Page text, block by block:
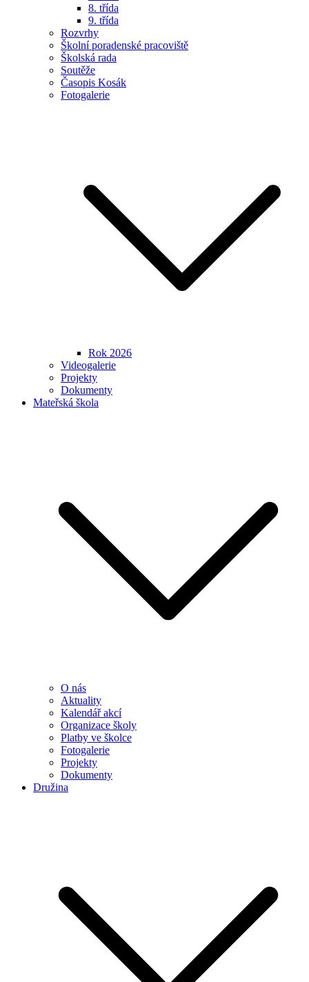
8. třída
9. třída
Rozvrhy
Školní poradenské pracoviště
Školská rada
Soutěže
Časopis Kosák
Fotogalerie
Rok 2026
Videogalerie
Projekty
Dokumenty
Mateřská škola
O nás
Aktuality
Kalendář akcí
Organizace školy
Platby ve školce
Fotogalerie
Projekty
Dokumenty
Družina